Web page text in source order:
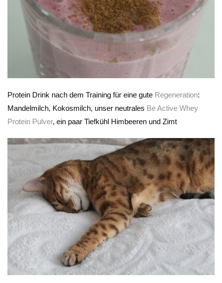
Protein Drink nach dem Training für eine gute Regeneration:
Mandelmilch, Kokosmilch, unser neutrales Be Active Whey
Protein Pulver, ein paar Tiefkühl Himbeeren und Zimt